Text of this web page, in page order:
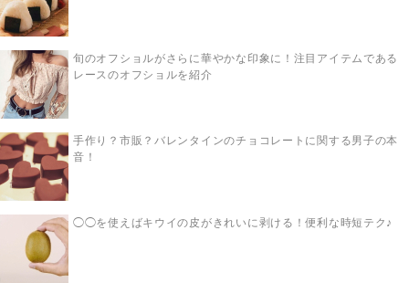
旬のオフショルがさらに華やかな印象に！注目アイテムである
レースのオフショルを紹介
手作り？市販？バレンタインのチョコレートに関する男子の本
音！
◯◯を使えばキウイの皮がきれいに剥ける！便利な時短テク♪